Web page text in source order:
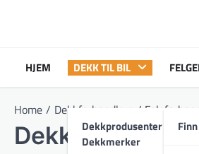
HJEM DEKK TIL BIL
Dekkprodusenter Og
Dekkmerker
Home Dekkforhandlere /